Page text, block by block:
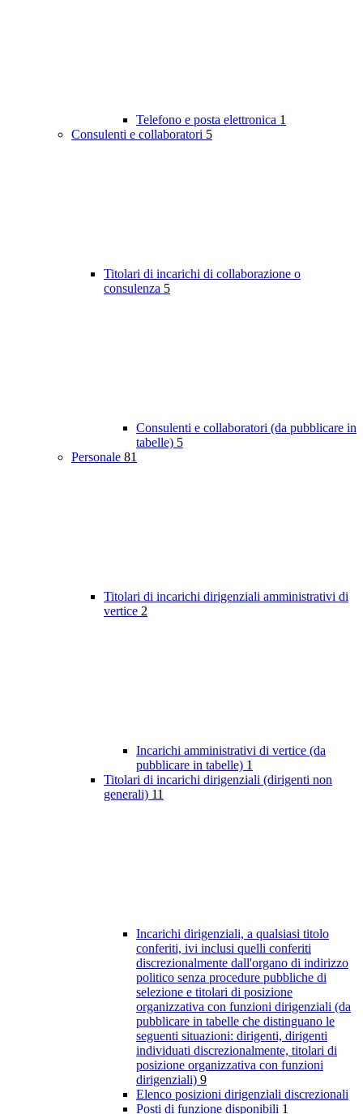
Telefono e posta elettronica 1
Consulenti e collaboratori 5
Titolari di incarichi di collaborazione o
consulenza 5
Consulenti e collaboratori (da pubblicare in
tabelle) 5
Personale 81
Titolari di incarichi dirigenziali amministrativi di
vertice 2
Incarichi amministrativi di vertice (da
pubblicare in tabelle) 1
Titolari di incarichi dirigenziali (dirigenti non
generali) 11
Incarichi dirigenziali, a qualsiasi titolo
conferiti, ivi inclusi quelli conferiti
discrezionalmente dall'organo di indirizzo
politico senza procedure pubbliche di
selezione e titolari di posizione
organizzativa con funzioni dirigenziali (da
pubblicare in tabelle che distinguano le
seguenti situazioni: dirigenti, dirigenti
individuati discrezionalmente, titolari di
posizione organizzativa con funzioni
dirigenziali) 9
Elenco posizioni dirigenziali discrezionali
Posti di funzione disponibili 1